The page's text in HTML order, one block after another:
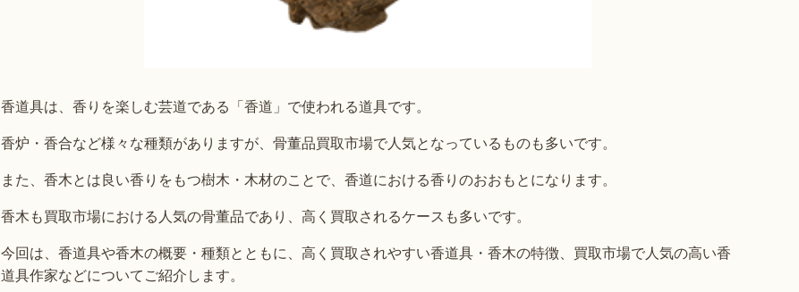
香道具は、香りを楽しむ芸道である「香道」で使われる道具です。
香炉・香合など様々な種類がありますが、骨董品買取市場で人気となっているものも多いです。
また、香木とは良い香りをもつ樹木・木材のことで、香道における香りのおおもとになります。
香木も買取市場における人気の骨董品であり、高く買取されるケースも多いです。
今回は、香道具や香木の概要・種類とともに、高く買取されやすい香道具・香木の特徴、買取市場で人気の高い香
道具作家などについてご紹介します。